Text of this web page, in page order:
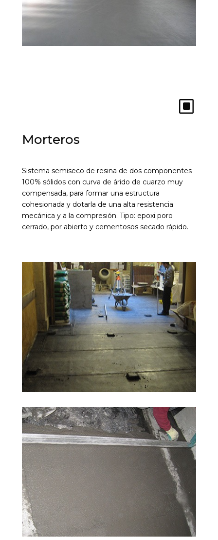
W
Morteros
Sistema semiseco de resina de dos componentes
100% sólidos con curva de árido de cuarzo muy
compensada, para formar una estructura
cohesionada y dotarla de una alta resistencia
mecánica y a la compresión. Tipo: epoxi poro
cerrado, por abierto y cementosos secado rápido.